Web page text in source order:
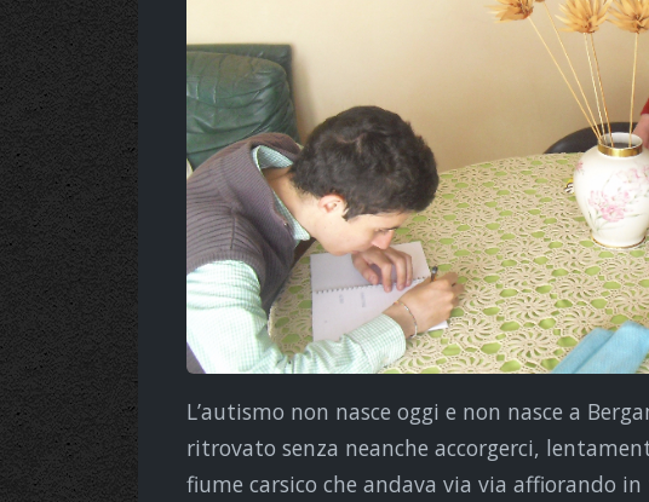
L’autismo non nasce oggi e non nasce a
ritrovato senza neanche accorgerci,
fiume carsico che andava via via affiorando